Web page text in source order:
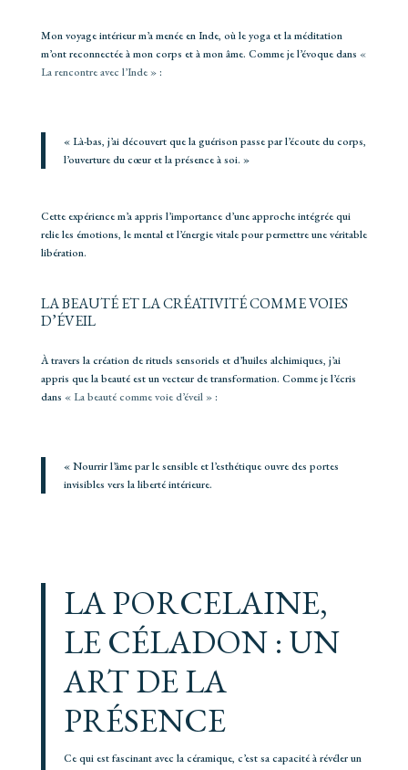
Mon voyage intérieur m’a menée en Inde, où le yoga et la méditation
m’ont reconnectée à mon corps et à mon âme. Comme je l’évoque dans «
La rencontre avec l’Inde »:
« Là-bas, j’ai découvert que la guérison passe par l’écoute du corps,
l’ouverture du cœur et la présence à soi. »
Cette expérience m’a appris l’importance d’une approche intégrée qui
relie les émotions, le mental et l’énergie vitale pour permettre une véritable
libération.
LA BEAUTÉ ET LA CRÉATIVITÉ COMME VOIES
D’ÉVEIL
À travers la création de rituels sensoriels et d’huiles alchimiques, j’ai
appris que la beauté est un vecteur de transformation. Comme je l’écris
dans « La beauté comme voie d’éveil »:
« Nourrir l’âme par le sensible et l’esthétique ouvre des portes
invisibles vers la liberté intérieure.
LA PORCELAINE,
LE CÉLADON : UN
ART DE LA
PRÉSENCE
Ce qui est fascinant avec la céramique, c’est sa capacité à révéler un